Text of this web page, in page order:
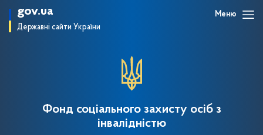
gov.ua
Державні сайти України
Меню
Фонд соціального захисту осіб з
інвалідністю